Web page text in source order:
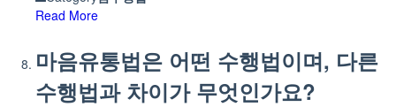
Read More
마음유통법은 어떤 수행법이며, 다른
수행법과 차이가 무엇인가요?